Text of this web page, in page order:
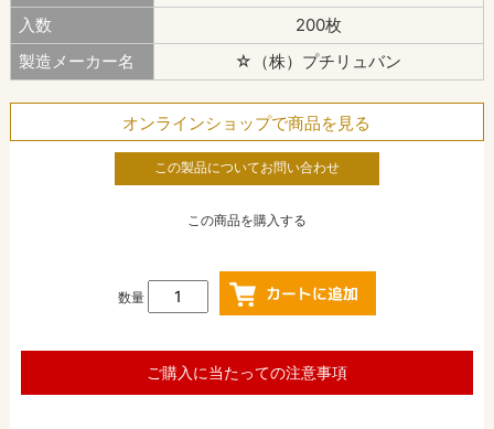
入数
200枚
製造メーカー名
☆（株）プチリュバン
オンラインショップで商品を見る
この製品についてお問い合わせ
この商品を購入する
数量
ご購入に当たっての注意事項